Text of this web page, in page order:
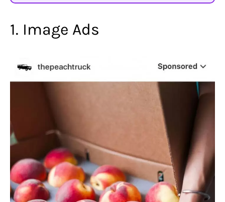
1. Image Ads